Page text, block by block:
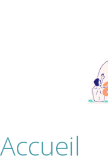
Accueil